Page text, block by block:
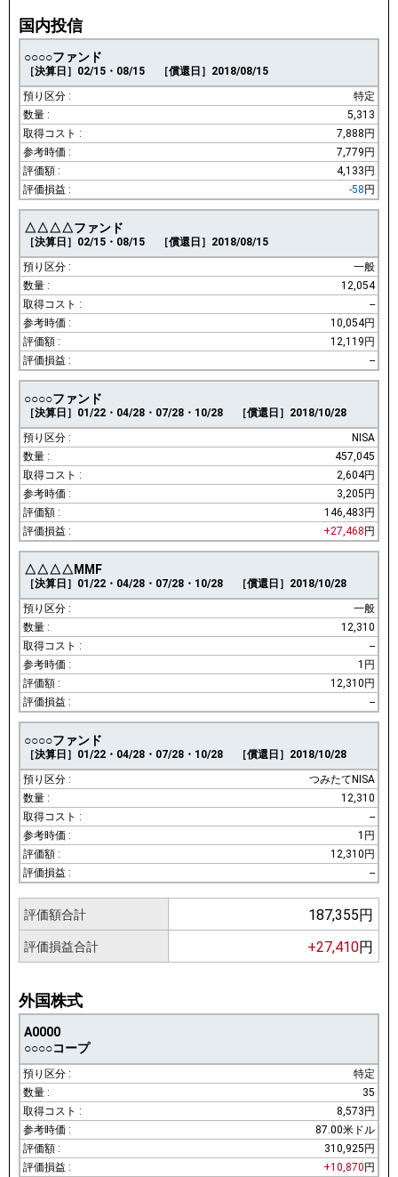
国内投信
○○○○ファンド
［決算日］02/15・08/15
［償還日］2018/08/15
特定
5,313
7,888円
7,779円
4,133円
-58 円
△△△△ファンド
［決算日］02/15・08/15
［償還日］2018/08/15
一般
12,054
--
10,054円
12,119円
--
○○○○ファンド
［決算日］01/22・04/28・07/28・10/28
［償還日］2018/10/28
NISA
457,045
2,604円
3,205円
146,483円
+27,468 円
△△△△MMF
［決算日］01/22・04/28・07/28・10/28
［償還日］2018/10/28
一般
12,310
--
1円
12,310円
--
○○○○ファンド
［決算日］01/22・04/28・07/28・10/28
［償還日］2018/10/28
つみたてNISA
12,310
--
1円
12,310円
--
評価額合計 187,355円
評価損益合計 +27,410円
外国株式
A0000
○○○○コープ
特定
35
8,573円
87.00米ドル
310,925円
+10,870 円